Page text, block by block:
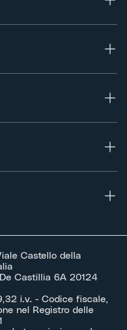
Castello della
Castillia 6A 20124
i.v. - Codice fiscale,
nel Registro delle